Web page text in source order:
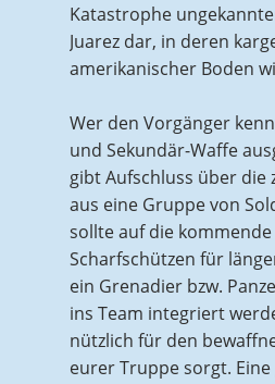
Katastrophe
Juarez dar, in deren
amerikanischer Boden
Wer den Vorgänger
und Sekundär-Waffe
gibt Aufschluss über die
aus eine Gruppe von
sollte auf die
Scharfschützen für
ein Grenadier bzw.
ins Team integriert
nützlich für den
eurer Truppe sorgt.